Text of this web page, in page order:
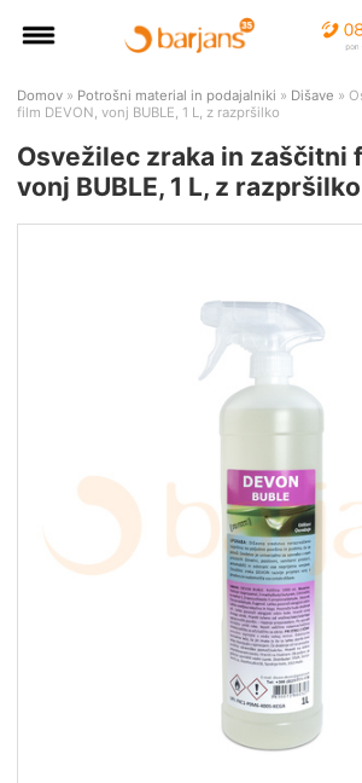
Domov » Potrošni material in podajalniki » Dišave »
film DEVON, vonj BUBLE, 1 L, z razpršilko
Osvežilec zraka in zaščitni
vonj BUBLE, 1 L, z razpršilko